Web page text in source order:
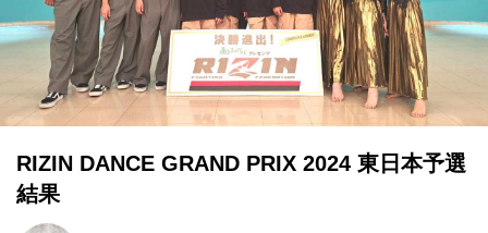
RIZIN DANCE GRAND PRIX 2024 東日本予選
結果